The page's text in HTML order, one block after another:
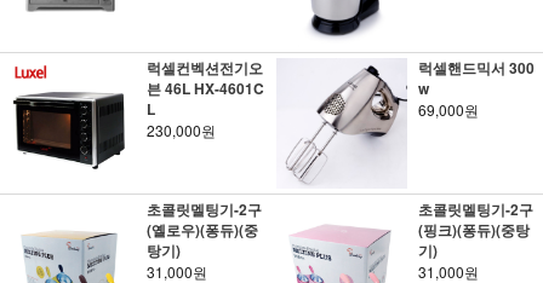
럭셀컨벡션전기오
븐 46L HX-4601C
L
230,000원
럭셀핸드믹서 300
w
69,000원
초콜릿멜팅기-2구
(옐로우)(퐁듀)(중
탕기)
31,000원
초콜릿멜팅기-2구
(핑크)(퐁듀)(중탕
기)
31,000원